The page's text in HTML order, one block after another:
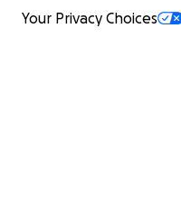
Your Privacy Choices